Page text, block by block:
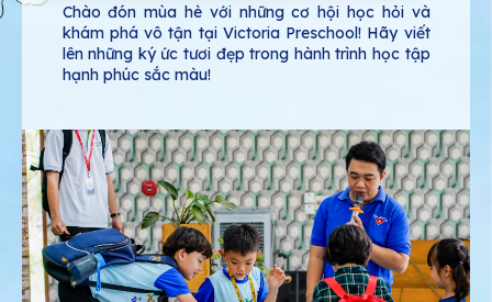
Chào đón mùa hè với những cơ hội học hỏi và
khám phá vô tận tại Victoria Preschool! Hãy viết
lên những ký ức tươi đẹp trong hành trình học tập
hạnh phúc sắc màu!